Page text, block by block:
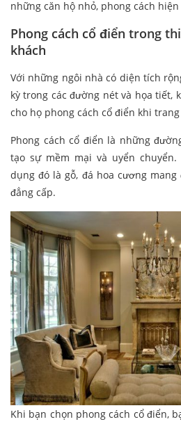
những căn hộ nhỏ, phong cách
Phong cách cổ điển trong
khách
Với những ngôi nhà có diện tích
kỳ trong các đường nét và họa tiết,
cho họ phong cách cổ điển khi
Phong cách cổ điển là những
tạo sự mềm mại và uyển
dụng đó là gỗ, đá hoa cương
đẳng cấp.
Khi bạn chọn phong cách cổ điển,